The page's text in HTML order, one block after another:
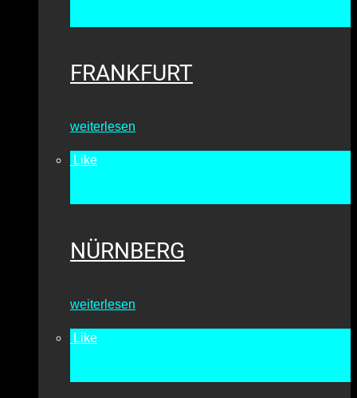
FRANKFURT
weiterlesen
Like
NÜRNBERG
weiterlesen
Like